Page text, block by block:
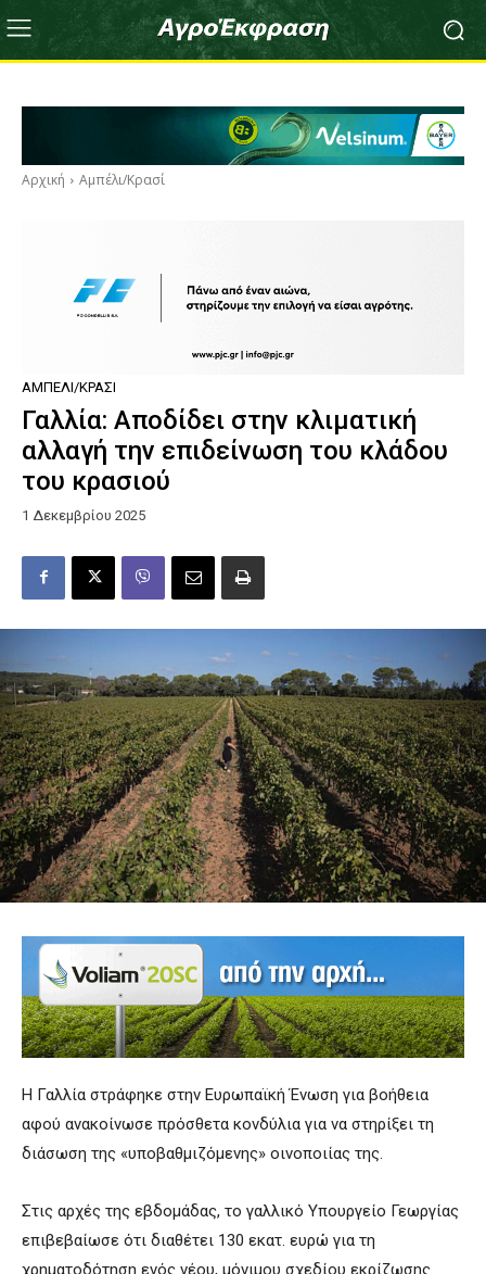
Αρχική Αμπέλι/Κρασί
ΑΜΠΈΛΙ/ΚΡΑΣΊ
Γαλλία: Αποδίδει στην κλιματική
αλλαγή την επιδείνωση του κλάδου
του κρασιού
1 Δεκεμβρίου 2025
Η Γαλλία στράφηκε στην Ευρωπαϊκή Ένωση για βοήθεια
αφού ανακοίνωσε πρόσθετα κονδύλια για να στηρίξει τη
διάσωση της «υποβαθμιζόμενης» οινοποιίας της.
Στις αρχές της εβδομάδας, το γαλλικό Υπουργείο Γεωργίας
επιβεβαίωσε ότι διαθέτει 130 εκατ. ευρώ για τη
χρηματοδότηση ενός νέου, μόνιμου σχεδίου εκρίζωσης